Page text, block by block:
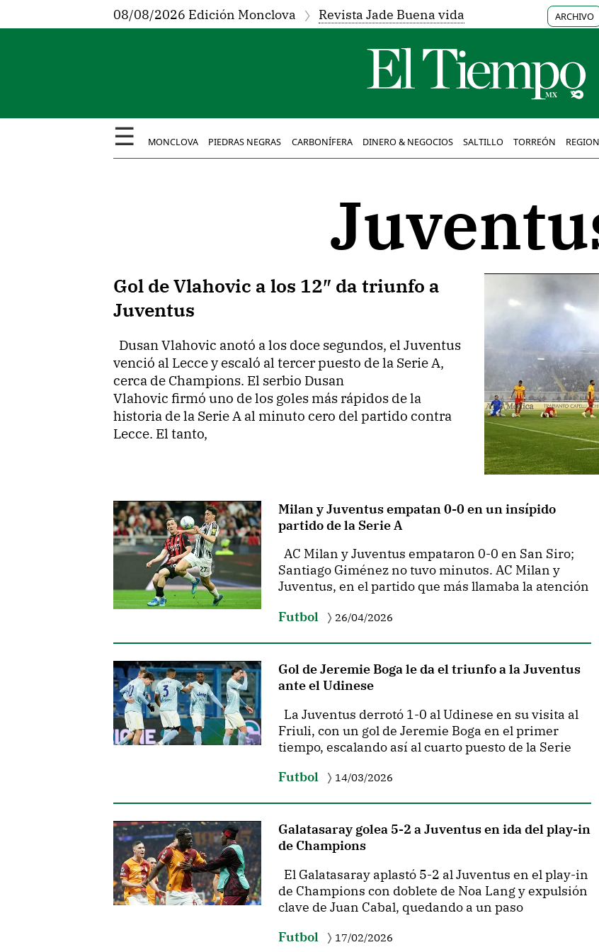
08/08/2026 Edición Monclova Revista Jade Buena vida ARCHIVO
☰ MONCLOVA PIEDRAS NEGRAS CARBONÍFERA DINERO & NEGOCIOS SALTILLO TORREÓN
Gol de Vlahovic a los 12″ da triunfo a
Juventus
Dusan Vlahovic anotó a los doce segundos, el Juventus
venció al Lecce y escaló al tercer puesto de la Serie A,
cerca de Champions. El serbio Dusan
Vlahovic firmó uno de los goles más rápidos de la
historia de la Serie A al minuto cero del partido contra
Lecce. El tanto,
Milan y Juventus empatan 0-0 en un insípido
partido de la Serie A
AC Milan y Juventus empataron 0-0 en San Siro;
Santiago Giménez no tuvo minutos. AC Milan y
Juventus, en el partido que más llamaba la atención
Futbol
26/04/2026
Gol de Jeremie Boga le da el triunfo a la Juventus
ante el Udinese
La Juventus derrotó 1-0 al Udinese en su visita al
Friuli, con un gol de Jeremie Boga en el primer
tiempo, escalando así al cuarto puesto de la Serie
Futbol
14/03/2026
Galatasaray golea 5-2 a Juventus en ida del play-in
de Champions
El Galatasaray aplastó 5-2 al Juventus en el play-in
de Champions con doblete de Noa Lang y expulsión
clave de Juan Cabal, quedando a un paso
Futbol
17/02/2026